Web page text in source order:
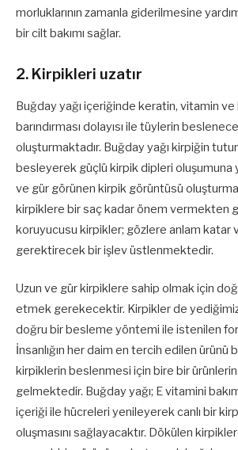
morluklarının zamanla giderilmesine
bir cilt bakımı sağlar.
2. Kirpikleri uzatır
Buğday yağı içeriğinde keratin, vitamin
barındırması dolayısı ile tüylerin
oluşturmaktadır. Buğday yağı kirpiğin
besleyerek güçlü kirpik dipleri oluşumuna
ve gür görünen kirpik görüntüsü
kirpiklere bir saç kadar önem vermekten
koruyucusu kirpikler; gözlere anlam katar
gerektirecek bir işlev üstlenmektedir.
Uzun ve gür kirpiklere sahip olmak için
etmek gerekecektir. Kirpikler de
doğru bir besleme yöntemi ile istenilen
İnsanlığın her daim en tercih edilen ürünü
kirpiklerin beslenmesi için bire bir ürünlerin
gelmektedir. Buğday yağı; E vitamini
içeriği ile hücreleri yenileyerek canlı bir
oluşmasını sağlayacaktır. Dökülen